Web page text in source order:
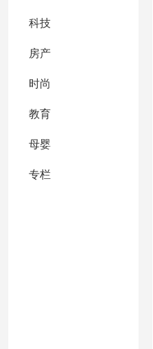
科技
房产
时尚
教育
母婴
专栏